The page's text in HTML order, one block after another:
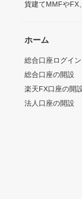
貨建てMMFやFX
ホーム
総合口座ログイン
総合口座の開設
楽天FX口座の開
法人口座の開設